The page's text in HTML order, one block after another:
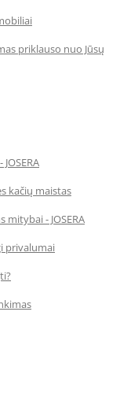
priklauso nuo Jūsų
kačių maistas
- JOSERA
privalumai